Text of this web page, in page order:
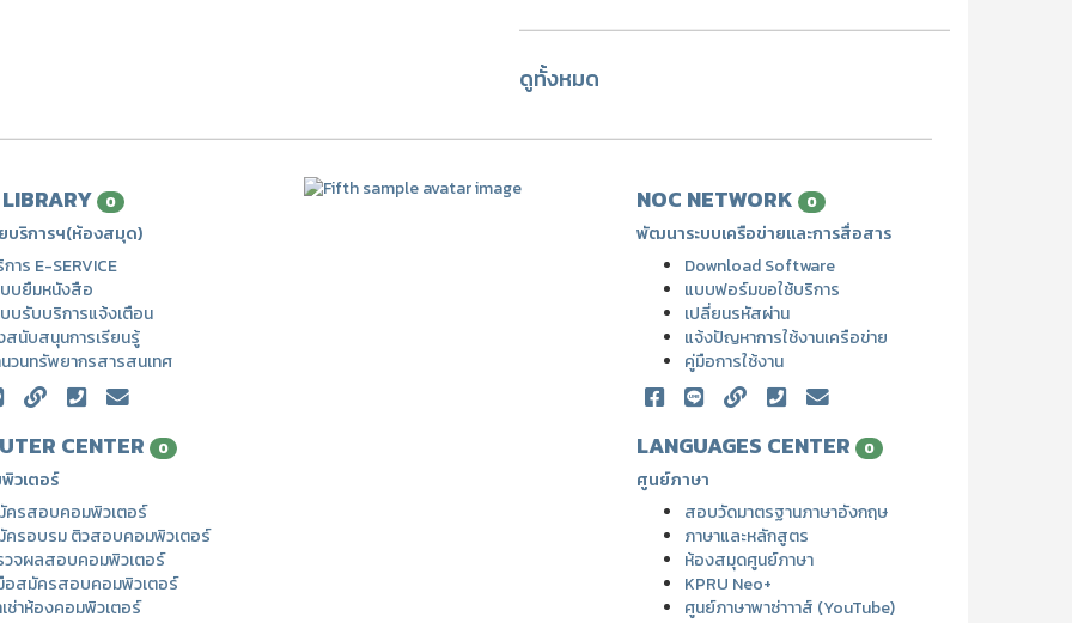
ดูทั้งหมด
0
บริการฯ(ห้องสมุด)
าร E-SERVICE
บยืมหนังสือ
บรับบริการแจ้งเตือน
นับสนุนการเรียนรู้
วนทรัพยากรสารสนเทศ
NOC NETWORK 0
พัฒนาระบบเครือข่ายและการสื่อสาร
Download Software
แบบฟอร์มขอใช้บริการ
เปลี่ยนรหัสผ่าน
แจ้งปัญหาการใช้งานเครือข่าย
คู่มือการใช้งาน
CENTER 0
วเตอร์
รสอบคอมพิวเตอร์
รอบรม ติวสอบคอมพิวเตอร์
จผลสอบคอมพิวเตอร์
สมัครสอบคอมพิวเตอร์
ช่าห้องคอมพิวเตอร์
LANGUAGES CENTER 0
ศูนย์ภาษา
สอบวัดมาตรฐานภาษาอังกฤษ
ภาษาและหลักสูตร
ห้องสมุดศูนย์ภาษา
KPRU Neo+
ศูนย์ภาษาพาซ่าาาส์ (YouTube)